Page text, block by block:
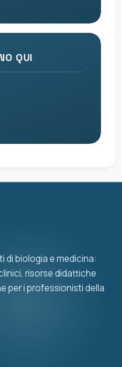
QUI
di biologia e medicina:
risorse didattiche
per i professionisti della